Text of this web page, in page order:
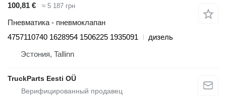
100,81 € ≈ 5 187 грн
Пневматика - пневмоклапан
4757110740 1628954 1506225 1935091
дизель
Эстония, Tallinn
TruckParts Eesti OÜ